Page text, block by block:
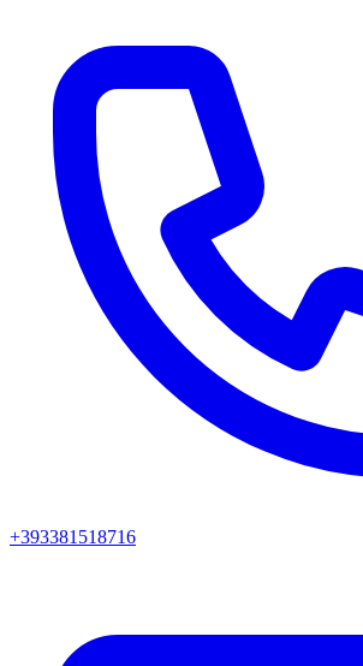
+393381518716